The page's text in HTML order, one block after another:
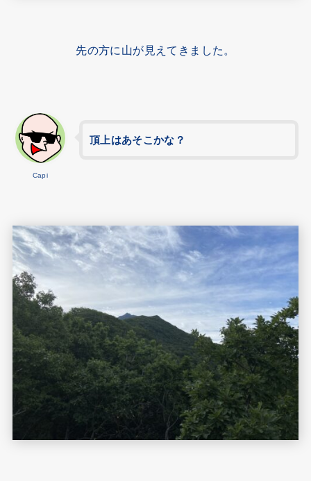
先の方に山が見えてきました。
Capi
頂上はあそこかな？